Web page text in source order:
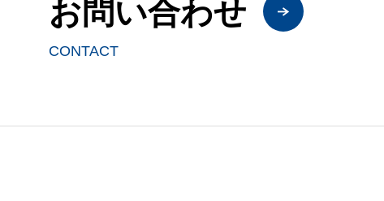
お問い合わせ
CONTACT